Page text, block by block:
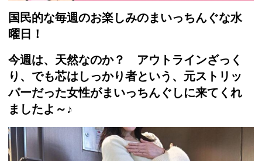
国民的な毎週のお楽しみのまいっちんぐな水
曜日！
今週は、天然なのか？ アウトラインざっく
り、でも芯はしっかり者という、元ストリッ
パーだった女性がまいっちんぐしに来てくれ
ましたよ～♪